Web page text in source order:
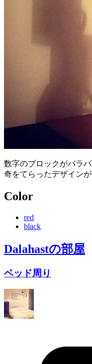
数字のブロックがバラ
奇をてらったデザイン
Color
red
black
Dalahastの部屋
ベッド周り